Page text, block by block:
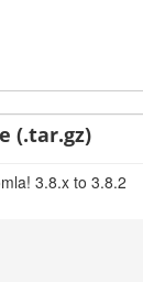
(.tar.gz)
3.8.x to 3.8.2